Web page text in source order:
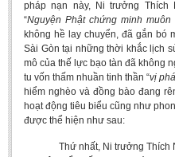
pháp nạn này, Ni trưởng Thích
“Nguyện Phật chứng minh
không hề lay chuyển, đã gắn bó
Sài Gòn tại những thời khắc lịch
mô của thế lực bạo tàn đã không
tu vốn thấm nhuần tinh thần “vị
hiểm nghèo và đồng bào đang
hoạt động tiêu biểu cũng như
được thể hiện như sau:
Thứ nhất, Ni trưởng Thích